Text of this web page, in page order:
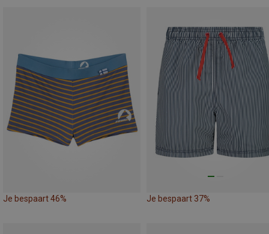
Je bespaart 46% Je bespaart 37%